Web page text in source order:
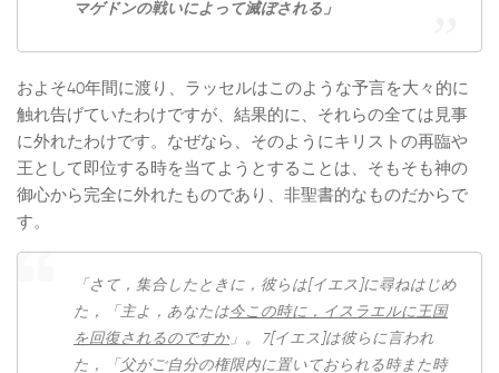
マゲドンの戦いによって滅ぼされる」
およそ40年間に渡り、ラッセルはこのような予言を大々的に
触れ告げていたわけですが、結果的に、それらの全ては見事
に外れたわけです。なぜなら、そのようにキリストの再臨や
王として即位する時を当てようとすることは、そもそも神の
御心から完全に外れたものであり、非聖書的なものだからで
す。
「さて，集合したときに，彼らは[イエス]に尋ねはじめ
た，「主よ，あなたは今この時に，イスラエルに王国
を回復されるのですか 」。7[イエス]は彼らに言われ
た，「父がご自分の権限内に置いておられる時また時